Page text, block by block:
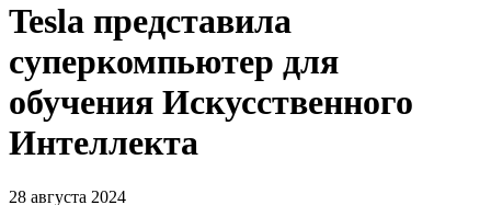
Tesla представила
суперкомпьютер для
обучения Искусственного
Интеллекта
28 августа 2024